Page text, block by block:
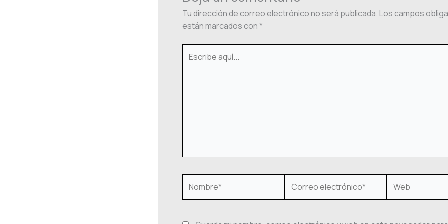
Tu dirección de correo electrónico no será publicada.Los campos
están marcados con *
aquí...
electrónico*